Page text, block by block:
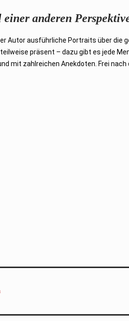
anderen
Autor ausführliche Portraits über die
präsent – dazu gibt es jede
mit zahlreichen Anekdoten. Frei